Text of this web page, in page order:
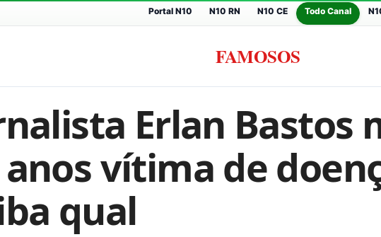
Portal N10 N10 RN N10 CE Todo Canal
FAMOSOS
Erlan Bastos
anos vítima de
qual